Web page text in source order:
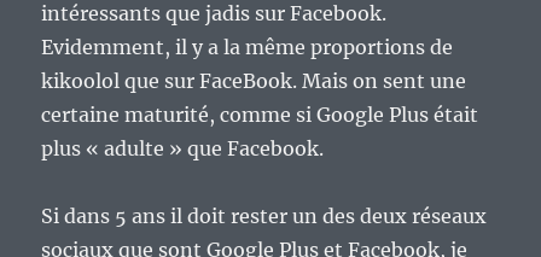
intéressants que jadis sur Facebook.
Evidemment, il y a la même proportions de
kikoolol que sur FaceBook. Mais on sent une
certaine maturité, comme si Google Plus était
plus « adulte » que Facebook.
Si dans 5 ans il doit rester un des deux réseaux
sociaux que sont Google Plus et Facebook, je